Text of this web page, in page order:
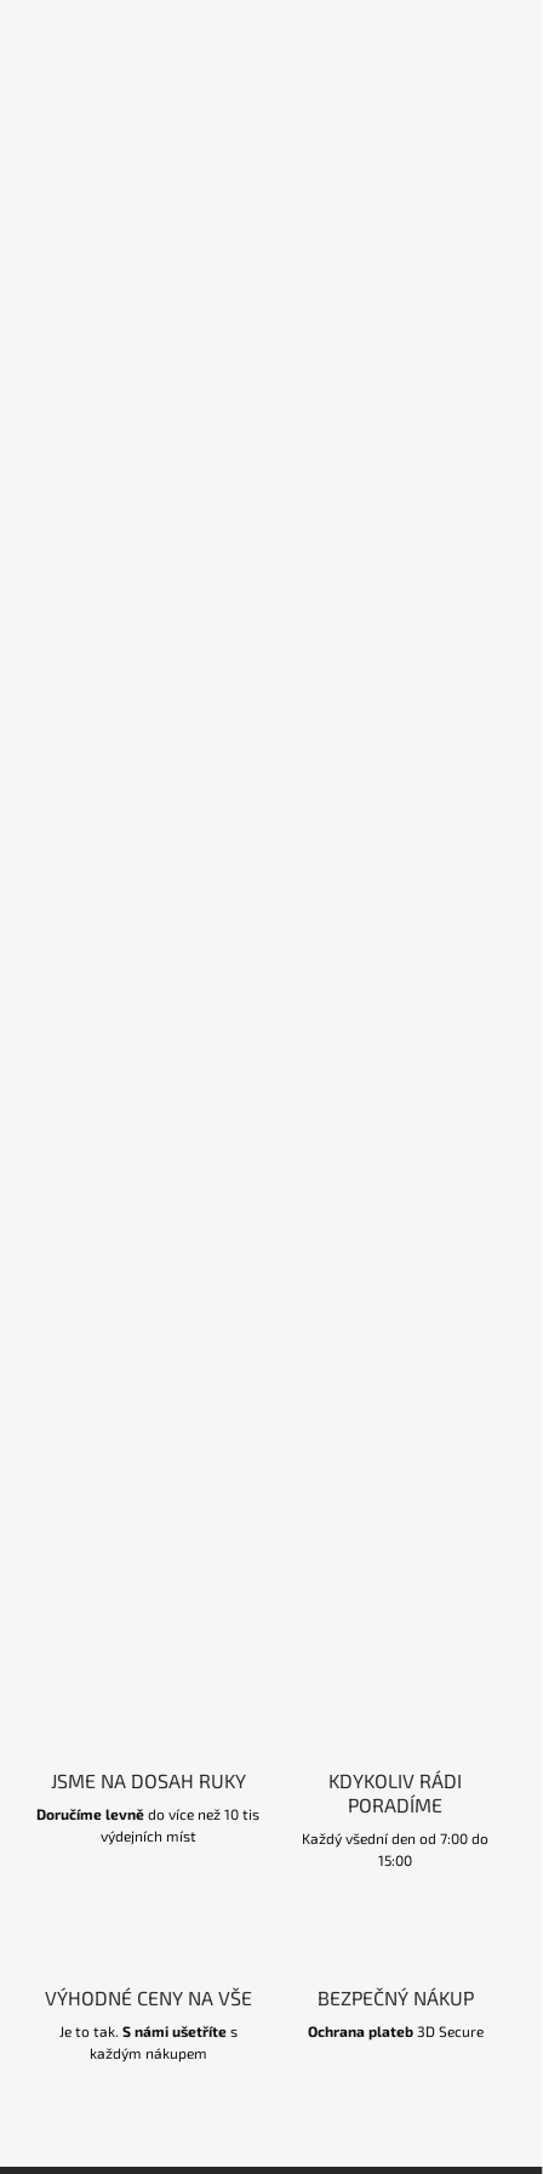
JSME NA DOSAH RUKY
Doručíme levně do více než 10 tis
výdejních míst
KDYKOLIV RÁDI
PORADÍME
Každý všední den od 7:00 do
15:00
VÝHODNÉ CENY NA VŠE
Je to tak. S námi ušetřítes
každým nákupem
BEZPEČNÝ NÁKUP
Ochrana plateb3D Secure